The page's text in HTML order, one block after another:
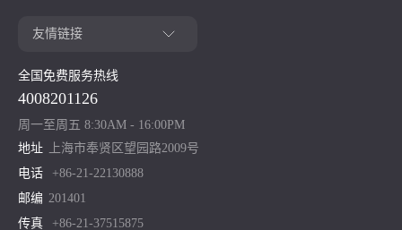
全国免费服务热线
4008201126
周一至周五 8:30AM - 16:00PM
地址
上海市奉贤区望园路2009号
电话
+86-21-22130888
邮编 201401
传真
+86-21-37515875